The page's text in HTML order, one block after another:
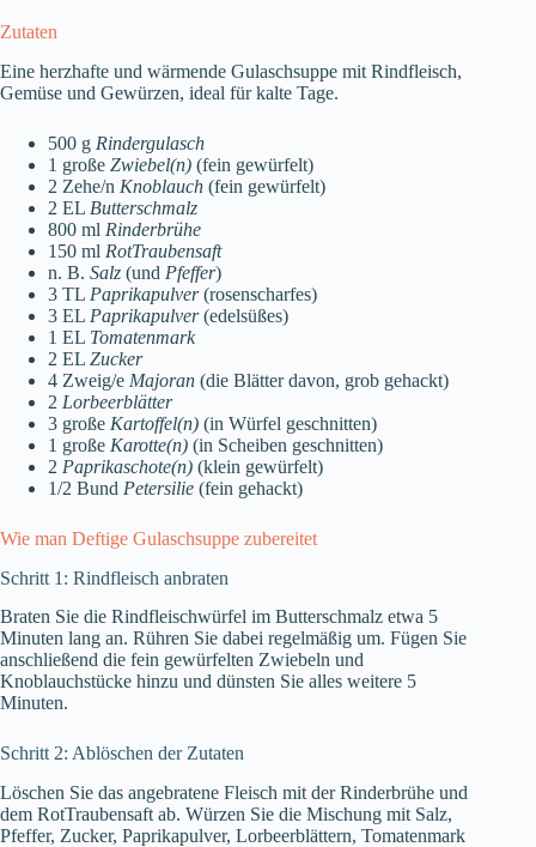
Zutaten
Eine herzhafte und wärmende Gulaschsuppe mit Rindfleisch,
Gemüse und Gewürzen, ideal für kalte Tage.
500 g Rindergulasch
1 große Zwiebel(n) (fein gewürfelt)
2 Zehe/n Knoblauch (fein gewürfelt)
2 EL Butterschmalz
800 ml Rinderbrühe
150 ml RotTraubensaft
n. B. Salz (und Pfeffer)
3 TL Paprikapulver(rosenscharfes)
3 EL Paprikapulver(edelsüßes)
1 EL Tomatenmark
2 EL Zucker
4 Zweig/e Majoran (die Blätter davon, grob gehackt)
2 Lorbeerblätter
3 große Kartoffel(n) (in Würfel geschnitten)
1 große Karotte(n) (in Scheiben geschnitten)
2 Paprikaschote(n) (klein gewürfelt)
1/2 Bund Petersilie (fein gehackt)
Wie man Deftige Gulaschsuppe zubereitet
Schritt 1: Rindfleisch anbraten
Braten Sie die Rindfleischwürfel im Butterschmalz etwa 5
Minuten lang an. Rühren Sie dabei regelmäßig um. Fügen Sie
anschließend die fein gewürfelten Zwiebeln und
Knoblauchstücke hinzu und dünsten Sie alles weitere 5
Minuten.
Schritt 2: Ablöschen der Zutaten
Löschen Sie das angebratene Fleisch mit der Rinderbrühe und
dem RotTraubensaft ab. Würzen Sie die Mischung mit Salz,
Pfeffer, Zucker, Paprikapulver, Lorbeerblättern, Tomatenmark